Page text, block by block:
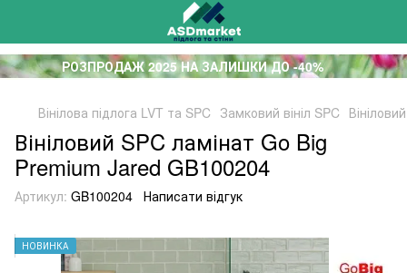
РОЗПРОДАЖ 2025 НА ЗАЛИШКИ ДО -40%
Вінілова підлога LVT та SPC Замковий вініл SPC
Вініловий SPC ламінат Go Big
Premium Jared GB100204
Артикул: GB100204 Написати відгук
НОВИНКА